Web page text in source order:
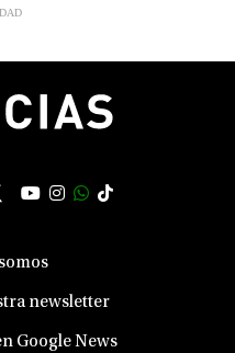
newsletter
Google News